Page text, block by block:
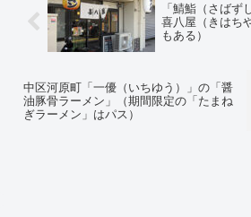
「鯖鮨（さばず
喜八屋（きはち
もある）
中区河原町「一優（いちゆう）」の「醤
油豚骨ラーメン」（期間限定の「たまね
ぎラーメン」はパス）